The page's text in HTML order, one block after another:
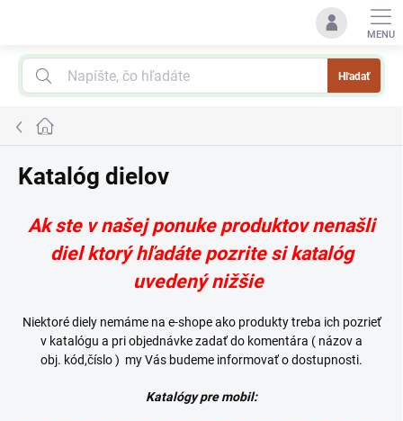
Hľadať
Domov
Katalóg dielov
Ak ste v našej ponuke produktov nenašli
diel ktorý hľadáte pozrite si katalóg
uvedený nižšie
Niektoré diely nemáme na e-shope ako produkty treba ich pozrieť
v katalógu a pri objednávke zadať do komentára ( názov a
obj. kód,číslo ) my Vás budeme informovať o dostupnosti.
Katalógy pre mobil: